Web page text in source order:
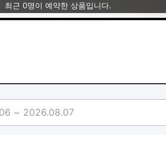
최근 0명이 예약한 상품입니다.